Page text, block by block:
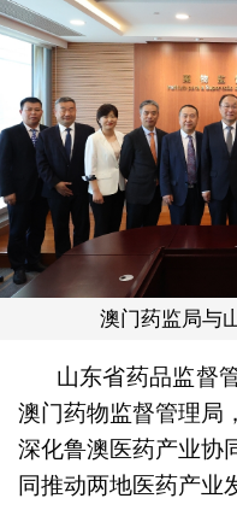
澳门药监局与
山东省药品监督
澳门药物监督管理局
深化鲁澳医药产业协
同推动两地医药产业